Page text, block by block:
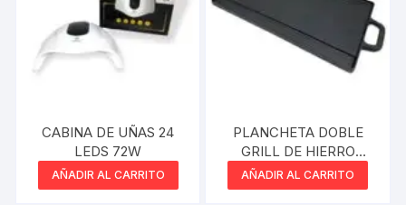
CABINA DE UÑAS 24
LEDS 72W
AÑADIR AL CARRITO
PLANCHETA DOBLE
GRILL DE HIERRO
42,5CM VONNE
CCN063
AÑADIR AL CARRITO